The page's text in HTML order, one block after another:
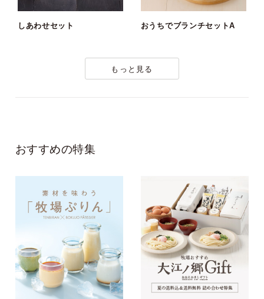
しあわせセット おうちでブランチセットA
もっと見る
おすすめの特集